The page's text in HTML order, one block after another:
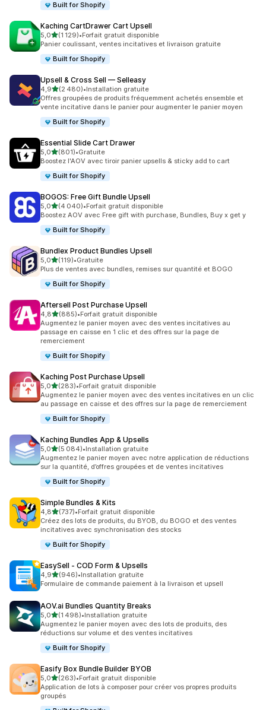
Built for Shopify
Kaching CartDrawer Cart Upsell
5,0étoile(s) sur 5
(1 129)
1129 avis au total
•Forfait gratuit disponible
Panier coulissant, ventes incitatives et livraison gratuite
Built for Shopify
Upsell & Cross Sell — Selleasy
4,9étoile(s) sur 5
(2 480)
2480 avis au total
•Installation gratuite
Offres groupées de produits fréquemment achetés ensemble et
vente incitative dans le panier pour augmenter le panier moyen
Built for Shopify
Essential Slide Cart Drawer
5,0étoile(s) sur 5
(801)
801 avis au total
•Gratuite
Boostez l'AOV avec tiroir panier upsells & sticky add to cart
Built for Shopify
BOGOS: Free Gift Bundle Upsell
5,0étoile(s) sur 5
(4 040)
4040 avis au total
•Forfait gratuit disponible
Boostez AOV avec Free gift with purchase, Bundles, Buy x get y
Built for Shopify
Bundlex Product Bundles Upsell
5,0étoile(s) sur 5
(119)
119 avis au total
•Gratuite
Plus de ventes avec bundles, remises sur quantité et BOGO
Built for Shopify
Aftersell Post Purchase Upsell
4,8étoile(s) sur 5
(885)
885 avis au total
•Forfait gratuit disponible
Augmentez le panier moyen avec des ventes incitatives au
passage en caisse en 1 clic et des offres sur la page de
remerciement
Built for Shopify
Kaching Post Purchase Upsell
5,0étoile(s) sur 5
(283)
283 avis au total
•Forfait gratuit disponible
Augmentez le panier moyen avec des ventes incitatives en un clic
au passage en caisse et des offres sur la page de remerciement
Built for Shopify
Kaching Bundles App & Upsells
5,0étoile(s) sur 5
(5 084)
5084 avis au total
•Installation gratuite
Augmentez le panier moyen avec notre application de réductions
sur la quantité, d’offres groupées et de ventes incitatives
Built for Shopify
Simple Bundles & Kits
4,8étoile(s) sur 5
(737)
737 avis au total
•Forfait gratuit disponible
Créez des lots de produits, du BYOB, du BOGO et des ventes
incitatives avec synchronisation des stocks
Built for Shopify
EasySell ‑ COD Form & Upsells
4,9étoile(s) sur 5
(946)
946 avis au total
•Installation gratuite
Formulaire de commande paiement à la livraison et upsell
AOV.ai Bundles Quantity Breaks
5,0étoile(s) sur 5
(1 498)
1498 avis au total
•Installation gratuite
Augmentez le panier moyen avec des lots de produits, des
réductions sur volume et des ventes incitatives
Built for Shopify
Easify Box Bundle Builder BYOB
5,0étoile(s) sur 5
(263)
263 avis au total
•Forfait gratuit disponible
Application de lots à composer pour créer vos propres produits
groupés